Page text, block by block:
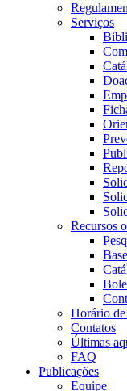
Serviços
Recursos
Horário
Contatos
Últimas
FAQ
Publicações
Equipe